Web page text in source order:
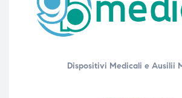
Dispositivi Medicali e Ausilii